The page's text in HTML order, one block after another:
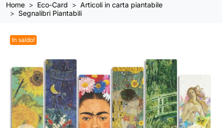
Home Eco-Card
Articoli in carta piantabile
Segnalibri Piantabili
In saldo!